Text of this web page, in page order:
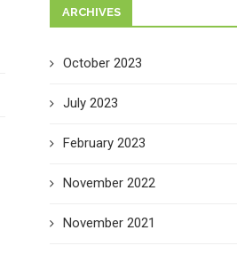
ARCHIVES
October 2023
July 2023
February 2023
November 2022
November 2021